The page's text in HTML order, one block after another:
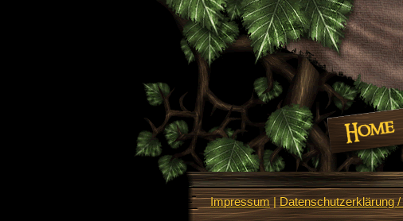
Impressum|Datenschutzerklärung